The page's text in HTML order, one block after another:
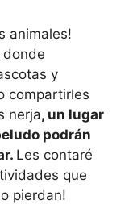
animales!
donde
y
compartirles
nerja, un lugar
podrán
Les contaré
que
pierdan!